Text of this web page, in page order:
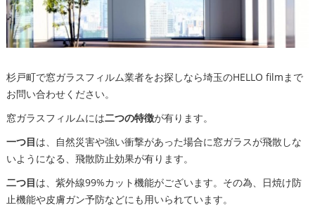
杉戸町で窓ガラスフィルム業者をお探しなら埼玉のHELLO filmまで
お問い合わせください。
窓ガラスフィルムには二つの特徴が有ります。
一つ目は、自然災害や強い衝撃があった場合に窓ガラスが飛散しな
いようになる、飛散防止効果が有ります。
二つ目は、紫外線99%カット機能がございます。その為、日焼け防
止機能や皮膚ガン予防などにも用いられています。